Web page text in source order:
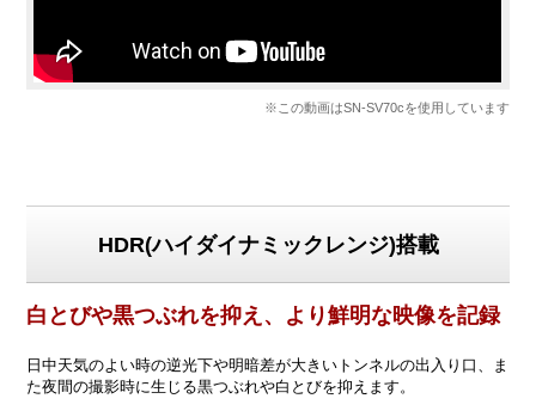
※この動画はSN-SV70cを使用しています
HDR(ハイダイナミックレンジ)搭載
白とびや黒つぶれを抑え、より鮮明な映像を記録
日中天気のよい時の逆光下や明暗差が大きいトンネルの出入り口、ま
た夜間の撮影時に生じる黒つぶれや白とびを抑えます。